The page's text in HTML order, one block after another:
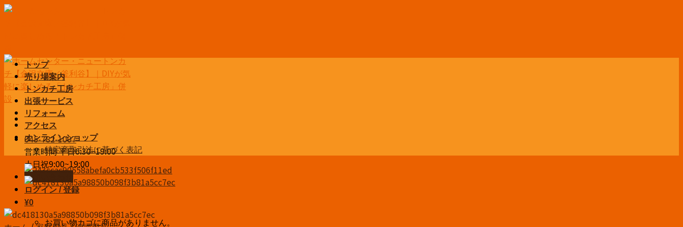
Skip
045-782-1007
営業時間 平日6:30~19:00
土日祝9:00~19:00
お問い合わせ
ログイン / 登録
¥0
お買い物カゴに商品がありません。
トップ
売り場案内
トンカチ工房
出張サービス
リフォーム
アクセス
オンラインショップ
特定商取引法に基づく表記